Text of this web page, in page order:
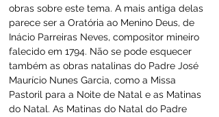
obras sobre este tema. A mais antiga delas
parece ser a Oratória ao Menino Deus, de
Inácio Parreiras Neves, compositor mineiro
falecido em 1794. Não se pode esquecer
também as obras natalinas do Padre José
Maurício Nunes Garcia, como a Missa
Pastoril para a Noite de Natal e as Matinas
do Natal. As Matinas do Natal do Padre